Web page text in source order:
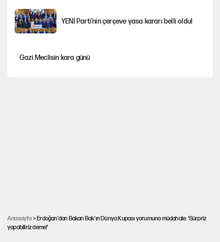
YENİ Parti'nin çerçeve yasa kararı belli oldu!
Gazi Meclisin kara günü
Anasayfa > Erdoğan'dan Bakan Bak'ın Dünya Kupası yorumuna müdahale: 'Sürpriz
yapabiliriz deme!'